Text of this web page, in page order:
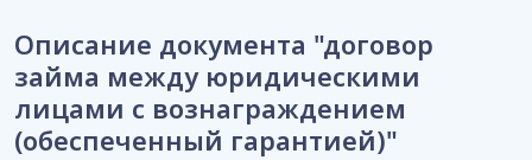
Описание документа "договор
займа между юридическими
лицами с вознаграждением
(обеспеченный гарантией)"